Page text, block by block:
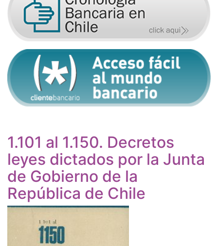
1.101 al 1.150. Decretos
leyes dictados por la Junta
de Gobierno de la
República de Chile